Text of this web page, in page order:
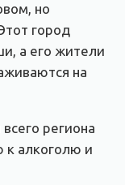
но
город
а его жители
на
региона
к алкоголю и